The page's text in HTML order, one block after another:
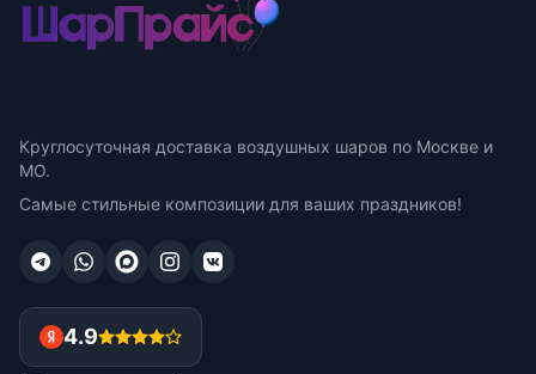
Круглосуточная доставка воздушных шаров по Москве и
МО.
Самые стильные композиции для ваших праздников!
4.9